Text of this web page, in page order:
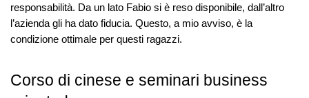
responsabilità. Da un lato Fabio si è reso disponibile, dall’altro
l’azienda gli ha dato fiducia. Questo, a mio avviso, è la
condizione ottimale per questi ragazzi.
Corso di cinese e seminari business